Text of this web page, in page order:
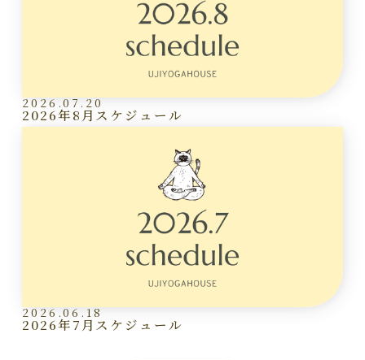
2026.07.20
2026年8月スケジュール
2026.06.18
2026年7月スケジュール